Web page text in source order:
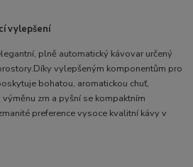
vylepšení
plně automatický kávovar určený
Díky vylepšeným komponentům pro
bohatou, aromatickou chuť,
zrn a pyšní se kompaktním
preference vysoce kvalitní kávy v